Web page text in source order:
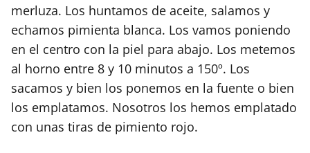
merluza. Los huntamos de aceite, salamos y
echamos pimienta blanca. Los vamos poniendo
en el centro con la piel para abajo. Los metemos
al horno entre 8 y 10 minutos a 150º. Los
sacamos y bien los ponemos en la fuente o bien
los emplatamos. Nosotros los hemos emplatado
con unas tiras de pimiento rojo.